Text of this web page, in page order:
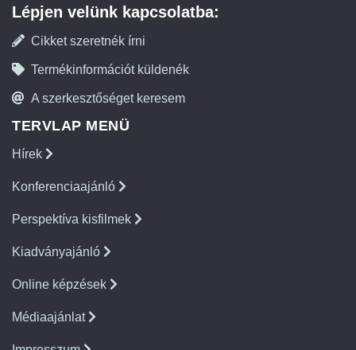
Lépjen velünk kapcsolatba:
Cikket szeretnék írni
Termékinformációt küldenék
A szerkesztőséget keresem
TERVLAP MENÜ
Hírek
Konferenciaajánló
Perspektíva kisfilmek
Kiadványajánló
Online képzések
Médiaajánlat